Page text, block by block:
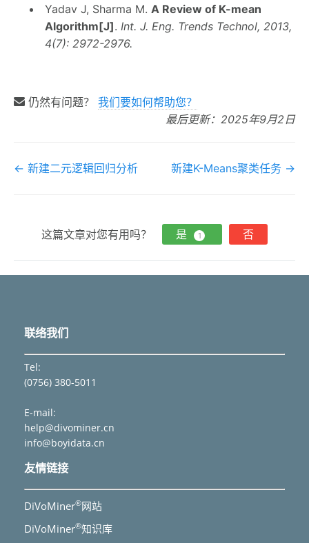
Yadav J, Sharma M. A Review of K-mean
Algorithm[J]. Int. J. Eng. Trends Technol, 2013,
4(7): 2972-2976.
仍然有问题？ 我们要如何帮助您？
最后更新：2025年9月2日
文
← 新建二元逻辑回归分析 新建K-Means聚类任务 →
这篇文章对您有用吗？ 是 1 否
联络我们
Tel:
(0756) 380-5011
E-mail:
help@divominer.cn
info@boyidata.cn
友情链接
DiVoMiner®网站
DiVoMiner®知识库